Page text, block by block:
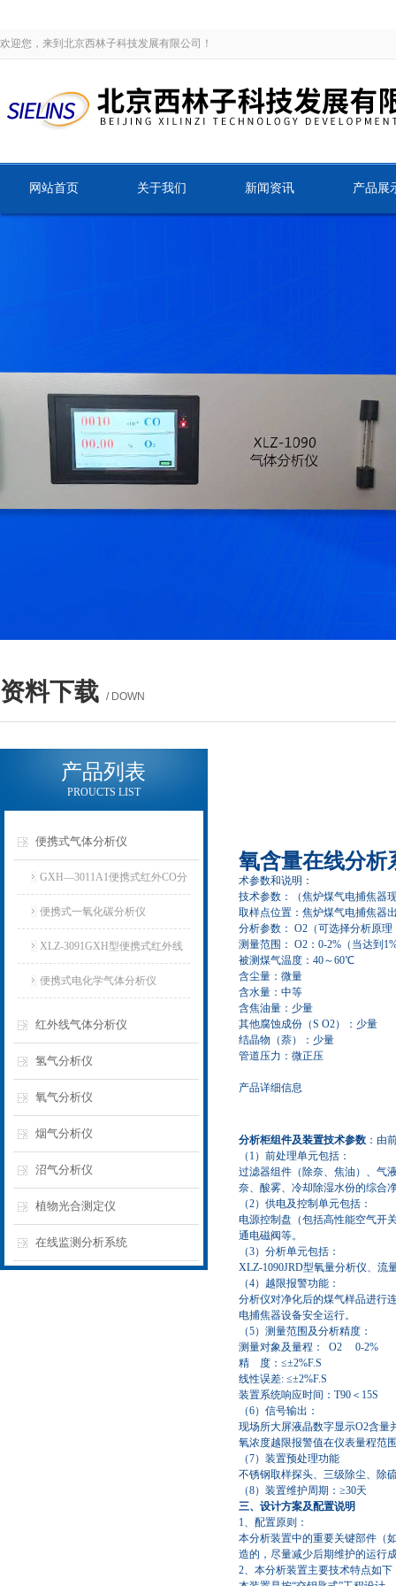
欢迎您，来到北京西林子科技发展有限公司！
网站首页 关于我们 新闻资讯 产品展
资料下载 / DOWN
产品列表
PROUCTS LIST
便携式气体分析仪
GXH—3011A1便携式红外CO分
析仪
便携式一氧化碳分析仪
XLZ-3091GXH型便携式红外线
分析仪
便携式电化学气体分析仪
红外线气体分析仪
氢气分析仪
氧气分析仪
烟气分析仪
沼气分析仪
植物光合测定仪
在线监测分析系统
氧含量在线分析
术参数和说明：
技术参数：（焦炉煤气电捕焦器
取样点位置：焦炉煤气电捕焦器
分析参数： O2 （可选择分析原
测量范围： O2 ： 0-2% （当达到
被测煤气温度： 40～60℃
含尘量：微量
含水量：中等
含焦油量：少量
其他腐蚀成份（S O2）：少量
结晶物（萘）：少量
管道压力：微正压
产品详细信息
分析柜组件及装置技术参数 ：由
（ 1）前处理单元包括：
过滤器组件（除奈、焦油）、气
奈、酸雾、冷却除湿水份的综合
（2）供电及控制单元包括：
电源控制盘（包括高性能空气开
通电磁阀等。
（3）分析单元包括：
XLZ-1090JRD型氧量分析仪、流
（4）越限报警功能：
分析仪对净化后的煤气样品进行
电捕焦器设备安全运行。
（5）测量范围及分析精度：
测量对象及量程：
O2 0-2%
精
度： ≤±2%F.S
线性误差: ≤±2%F.S
装置系统响应时间： T90 ＜ 15S
（6）信号输出：
现场所大屏液晶数字显示O2含量
氧浓度越限报警值在仪表量程范
（7）装置预处理功能
不锈钢取样探头、三级除尘、除
（8）装置维护周期： ≥30天
三、设计方案及配置说明
1、配置原则：
本分析装置中的重要关键部件（
造的，尽量减少后期维护的运行
2、本分析装置主要技术特点如下